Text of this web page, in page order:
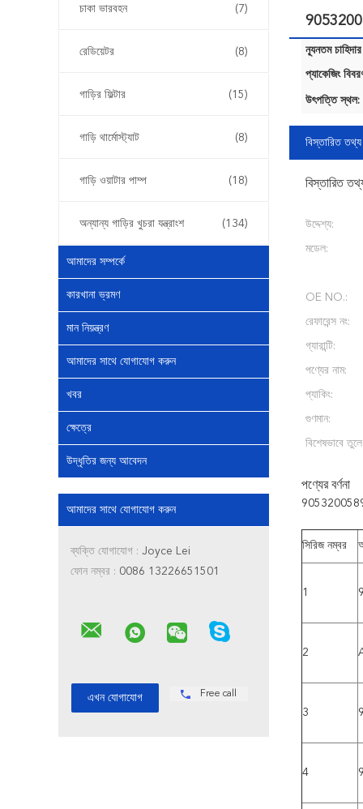
চাকা ভারবহন (7)
রেডিয়েটর (8)
গাড়ির ফিল্টার (15)
গাড়ি থার্মোস্ট্যাট (8)
গাড়ি ওয়াটার পাম্প (18)
অন্যান্য গাড়ির খুচরা যন্ত্রাংশ (134)
আমাদের সম্পর্কে
কারখানা ভ্রমণ
মান নিয়ন্ত্রণ
আমাদের সাথে যোগাযোগ করুন
খবর
ক্ষেত্রে
উদ্ধৃতির জন্য আবেদন
আমাদের সাথে যোগাযোগ করুন
ব্যক্তি যোগাযোগ : Joyce Lei
ফোন নম্বর : 0086 13226651501
Free call
ন্যূনতম
প্যাকেজিং
উৎপত্তি স্থল:
বিস্তারিত তথ্য
বিস্তারিত
উদ্দেশ্য:
মডেল:
OE NO.:
রেফারেন্স নং:
গ্যারান্টি:
পণ্যের নাম:
প্যাকিং:
গুণমান:
বিশেষভাবে
পণ্যের বর্ণনা
9053200589
সিরিজ নম্বর
1
2
3
4